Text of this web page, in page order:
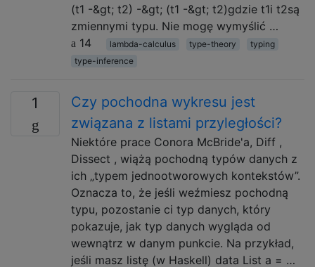
(t1 -&gt; t2) -&gt; (t1 -&gt; t2)gdzie t1i t2są
zmiennymi typu. Nie mogę wymyślić …
14
lambda-calculus type-theory
typing
type-inference
1
Czy pochodna wykresu jest
związana z listami przyległości?
Niektóre prace Conora McBride'a, Diff ,
Dissect , wiążą pochodną typów danych z
ich „typem jednootworowych kontekstów”.
Oznacza to, że jeśli weźmiesz pochodną
typu, pozostanie ci typ danych, który
pokazuje, jak typ danych wygląda od
wewnątrz w danym punkcie. Na przykład,
jeśli masz listę (w Haskell) data List a = …